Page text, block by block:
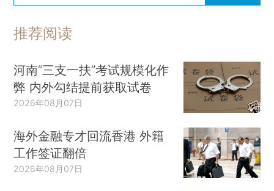
推荐阅读
河南“三支一扶”考试规模化作
弊 内外勾结提前获取试卷
2026年08月07日
海外金融专才回流香港 外籍
工作签证翻倍
2026年08月07日